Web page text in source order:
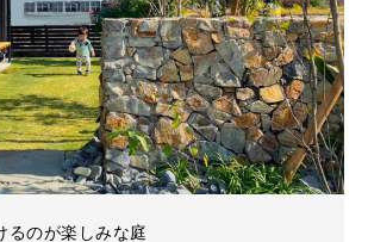
るのが楽しみな庭